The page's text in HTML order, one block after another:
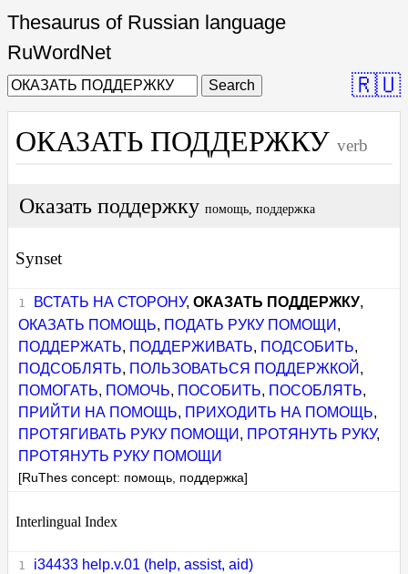
Thesaurus of Russian language
RuWordNet
Search 🇷🇺
ОКАЗАТЬ ПОДДЕРЖКУ verb
Оказать поддержку помощь, поддержка
Synset
ВСТАТЬ НА СТОРОНУ, ОКАЗАТЬ ПОДДЕРЖКУ,
ОКАЗАТЬ ПОМОЩЬ, ПОДАТЬ РУКУ ПОМОЩИ ,
ПОДДЕРЖАТЬ, ПОДДЕРЖИВАТЬ, ПОДСОБИТЬ,
ПОДСОБЛЯТЬ, ПОЛЬЗОВАТЬСЯ ПОДДЕРЖКОЙ ,
ПОМОГАТЬ, ПОМОЧЬ, ПОСОБИТЬ, ПОСОБЛЯТЬ,
ПРИЙТИ НА ПОМОЩЬ, ПРИХОДИТЬ НА ПОМОЩЬ,
ПРОТЯГИВАТЬ РУКУ ПОМОЩИ , ПРОТЯНУТЬ РУКУ,
ПРОТЯНУТЬ РУКУ ПОМОЩИ
[RuThes concept: помощь, поддержка]
Interlingual Index
i34433 help.v.01 (help, assist, aid)